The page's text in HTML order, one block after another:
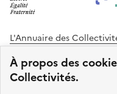
À propos des
Collectivités.
L'Annuaire des
des Territoires
Cohésion des Territoires
est disponible en licence